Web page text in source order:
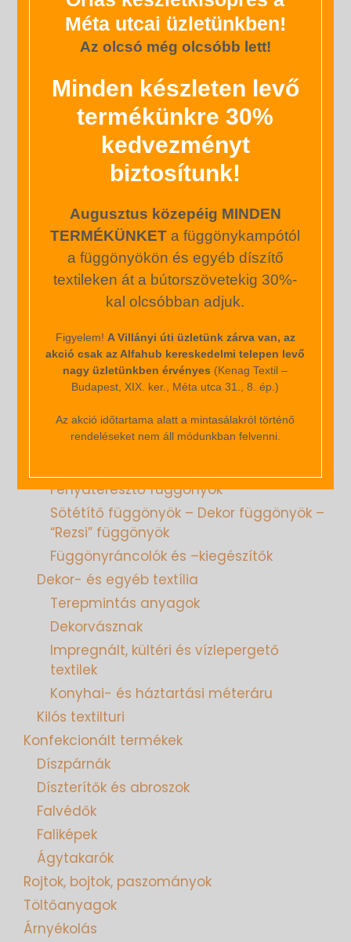
2020-06-08 Szerző:kenagtextil
Lakásunk függönyözése Sokan bizonytalanok vagyunk.
Lecserélnénk a függönyeinket. Tönkrement, vagy unjuk
már, de hogyan is fogjunk hozzá? Hol keressünk
anyagot? Hogyan számoljuk ki a mennyiséget, amire
szükségünk van? Milyen díszítést válasszunk?Ehhez
adunk most tanácsot minden érdeklődő számára!
Függönycsere tanácsok „Mielőtt vásárolni indulunk,
távolságát a kívánt hossztól …Tovább
Függöny, dekoranyag, dekortextil
dekoráció,függönyözés
Termékkínálatunk
Textil, lakástextil
Bútorszövetek
Fényáteresztő függönyök
Sötétítő függönyök – Dekor függönyök –
“Rezsi” függönyök
Függönyráncolók és –kiegészítők
Dekor- és egyéb textília
Terepmintás anyagok
Dekorvásznak
Impregnált, kültéri és vízlepergető
textilek
Konyhai- és háztartási méteráru
Kilós textilturi
Konfekcionált termékek
Díszpárnák
Díszterítők és abroszok
Falvédők
Faliképek
Ágytakarók
Rojtok, bojtok, paszományok
Töltőanyagok
Árnyékolás
Méta utcai üzletünkben!
Az olcsó még olcsóbb lett!
Minden készleten levő
termékünkre 30%
kedvezményt
biztosítunk!
Augusztus közepéig MINDEN
TERMÉKÜNKET a függönykampótól
a függönyökön és egyéb díszítő
textileken át a bútorszövetekig 30%-
kal olcsóbban adjuk.
Figyelem! A Villányi úti üzletünk zárva van, az
akció csak az Alfahub kereskedelmi telepen levő
nagy üzletünkben érvényes (Kenag Textil –
Budapest, XIX. ker., Méta utca 31., 8. ép.)
Az akció időtartama alatt a mintasálakról történő
rendeléseket nem áll módunkban felvenni.